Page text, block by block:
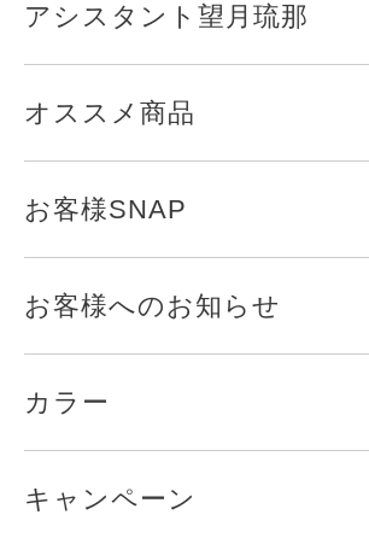
アシスタント望月琉那
オススメ商品
お客様SNAP
お客様へのお知らせ
カラー
キャンペーン